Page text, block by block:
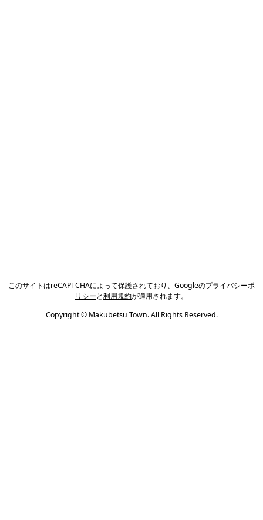
このサイトはreCAPTCHAによって保護されており、Googleのプライバシーポ
リシーと利用規約が適用されます。
Copyright © Makubetsu Town. All Rights Reserved.